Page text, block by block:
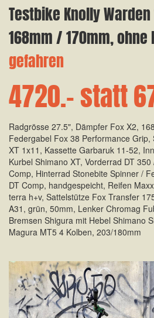
Testbike Knolly
168mm / 170mm, ohne
gefahren
4720.- statt
Radgrösse 27.5", Dämpfer Fox X2,
Federgabel Fox 38 Performance Grip,
XT 1x11, Kassette Garbaruk 11-52,
Kurbel Shimano XT, Vorderrad DT
Comp, Hinterrad Stonebite Spinner /
DT Comp, handgespeicht, Reifen
terra h+v, Sattelstütze Fox Transfer
A31, grün, 50mm, Lenker Chromag
Bremsen Shigura mit Hebel Shimano
Magura MT5 4 Kolben, 203/180mm